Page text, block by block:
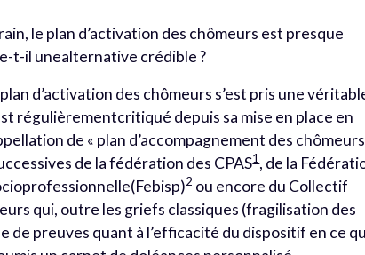
le plan d’activation des chômeurs est presque
t-il unealternative crédible ?
d’activation des chômeurs s’est pris une
régulièrementcritiqué depuis sa mise en place en
de « plan d’accompagnement des chômeurs
de la fédération des CPAS1, de la
2ou encore du Collectif
qui, outre les griefs classiques (fragilisation des
de preuves quant à l’efficacité du dispositif en ce